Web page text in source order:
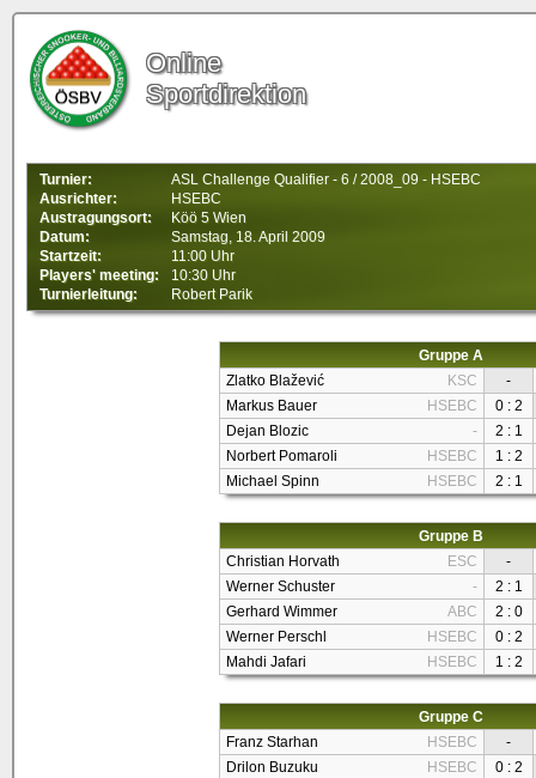
Online
Sportdirektion
Turnier:
ASL Challenge Qualifier - 6 / 2008_09 - HSEBC
Ausrichter:
HSEBC
Austragungsort:
Köö 5 Wien
Datum:
Samstag, 18. April 2009
Startzeit:
11:00 Uhr
Players' meeting:
10:30 Uhr
Turnierleitung:
Robert Parik
Gruppe A
Zlatko Blažević
KSC
-
Markus Bauer
HSEBC
0 : 2
Dejan Blozic
-
2 : 1
Norbert Pomaroli
HSEBC
1 : 2
Michael Spinn
HSEBC 2 : 1
Gruppe B
Christian Horvath
ESC
-
Werner Schuster
-
2 : 1
Gerhard Wimmer
ABC
2 : 0
Werner Perschl
HSEBC
0 : 2
Mahdi Jafari
HSEBC 1 : 2
Gruppe C
Franz Starhan
HSEBC
-
Drilon Buzuku
HSEBC
0 : 2